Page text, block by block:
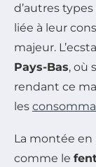
d’autres
liée à leur
majeur.
Pays-Bas, où
rendant ce
les
La montée
comme le